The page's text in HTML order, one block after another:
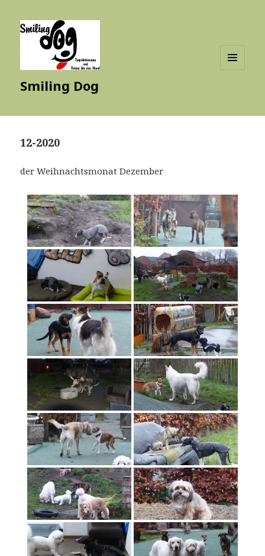
Smiling Dog
12-2020
der Weihnachtsmonat Dezember